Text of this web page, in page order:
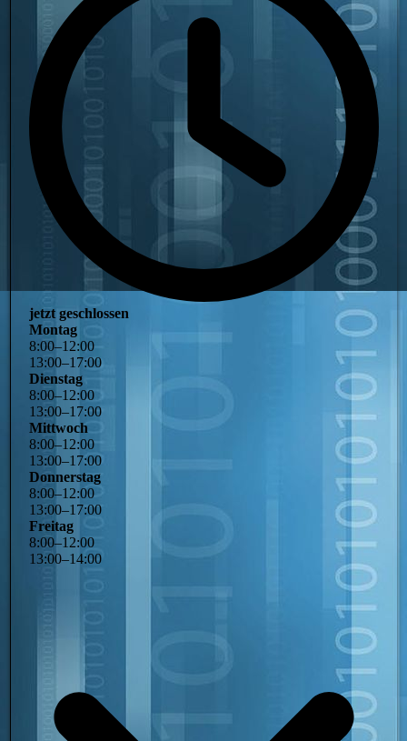
jetzt geschlossen
Montag
8:00–12:00
13:00–17:00
Dienstag
8:00–12:00
13:00–17:00
Mittwoch
8:00–12:00
13:00–17:00
Donnerstag
8:00–12:00
13:00–17:00
Freitag
8:00–12:00
13:00–14:00